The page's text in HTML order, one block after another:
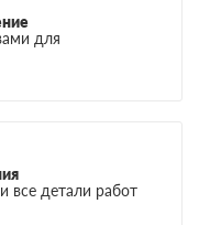
для
все детали работ